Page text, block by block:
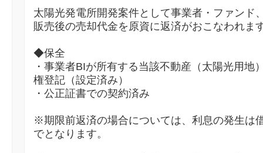
太陽光発電所開発案件として事業者・ファンド
販売後の売却代金を原資に返済がおこなわれま
◆保全
・事業者BIが所有する当該不動産（太陽光用地
権登記（設定済み）
・公正証書での契約済み
※期限前返済の場合については、利息の発生は
でとなります。